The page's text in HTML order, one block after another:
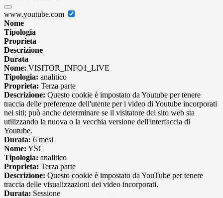
www.youtube.com
Nome
Tipologia
Proprieta
Descrizione
Durata
Nome: VISITOR_INFO1_LIVE
Tipologia: analitico
Proprieta: Terza parte
Descrizione: Questo cookie è impostato da Youtube per tenere
traccia delle preferenze dell'utente per i video di Youtube incorporati
nei siti; può anche determinare se il visitatore del sito web sta
utilizzando la nuova o la vecchia versione dell'interfaccia di
Youtube.
Durata: 6 mesi
Nome: YSC
Tipologia: analitico
Proprieta: Terza parte
Descrizione: Questo cookie è impostato da YouTube per tenere
traccia delle visualizzazioni dei video incorporati.
Durata: Sessione